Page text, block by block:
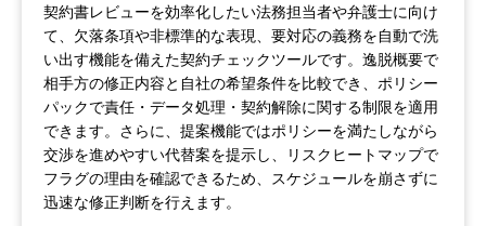
契約書レビューを効率化したい法務担当者や弁護士に向け
て、欠落条項や非標準的な表現、要対応の義務を自動で洗
い出す機能を備えた契約チェックツールです。逸脱概要で
相手方の修正内容と自社の希望条件を比較でき、ポリシー
パックで責任・データ処理・契約解除に関する制限を適用
できます。さらに、提案機能ではポリシーを満たしながら
交渉を進めやすい代替案を提示し、リスクヒートマップで
フラグの理由を確認できるため、スケジュールを崩さずに
迅速な修正判断を行えます。